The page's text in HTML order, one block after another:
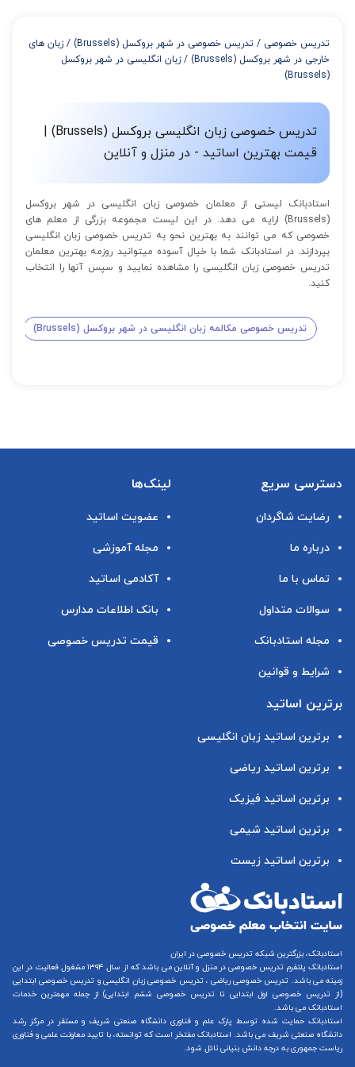
از 12 تا 15 جلسه: 7% تخفیف
از 16 تا 100 جلسه: 9% تخفیف
تدریس خصوصی / تدریس خصوصی در شهر بروکسل (Brussels) / زبان های
خارجی در شهر بروکسل (Brussels)
/ زبان انگلیسی در شهر بروکسل
(Brussels)
تدریس خصوصی زبان انگلیسی بروکسل (Brussels) |
قیمت بهترین اساتید - در منزل و آنلاین
استادبانک لیستی از معلمان خصوصی زبان انگلیسی در شهر بروکسل
(Brussels) ارایه می دهد. در این لیست مجموعه بزرگی از معلم های
خصوصی که می توانند به بهترین نحو به تدریس خصوصی زبان انگلیسی
بپردازند. در استادبانک شما با خیال آسوده میتوانید روزمه بهترین معلمان
تدریس خصوصی زبان انگلیسی را مشاهده نمایید و سپس آنها را انتخاب
کنید.
تدریس خصوصی مکالمه زبان انگلیسی در شهر بروکسل (Brussels)
دسترسی سریع
رضایت شاگردان
درباره ما
تماس با ما
سوالات متداول
مجله استادبانک
شرایط و قوانین
لینک‌ها
عضویت اساتید
مجله آموزشی
آکادمی اساتید
بانک اطلاعات مدارس
قیمت تدریس خصوصی
برترین اساتید
برترین اساتید زبان انگلیسی
برترین اساتید ریاضی
برترین اساتید فیزیک
برترین اساتید شیمی
برترین اساتید زیست
استادبانک، بزرگترین شبکه تدریس خصوصی در ایران
استادبانک پلتفرم تدریس خصوصی در منزل و آنلاین
می باشد که از سال ۱۳۹۴ مشغول فعالیت در این
زمینه می باشد. تدریس خصوصی ریاضی ، تدریس خصوصی زبان انگلیسیو تدریس خصوصی ابتدایی
(از تدریس خصوصی اول ابتدایی تا تدریس خصوصی ششم ابتدایی) از جمله مهمترین خدمات
استادبانک می باشد.
استادبانک حمایت شده توسط پارک علم و فناوری دانشگاه صنعتی شریف و مستقر در مرکز رشد
دانشگاه صنعتی شریف می باشد. استادبانک مفتخر است که توانسته، با تایید معاونت علمی و فناوری
ریاست جمهوری به درجه دانش بنیانی نائل شود.